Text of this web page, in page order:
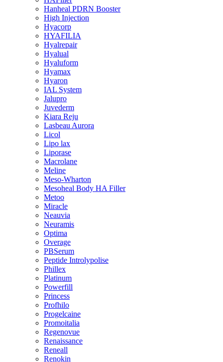
Hanheal PDRN Booster
High Injection
Hyacorp
HYAFILIA
Hyalrepair
Hyalual
Hyaluform
Hyamax
Hyaron
IAL System
Jalupro
Juvederm
Kiara Reju
Lasbeau Aurora
Licol
Lipo lax
Liporase
Macrolane
Meline
Meso-Wharton
Mesoheal Body HA Filler
Metoo
Miracle
Neauvia
Neuramis
Optima
Overage
PBSerum
Peptide Introlypolise
Phillex
Platinum
Powerfill
Princess
Profhilo
Progelcaine
Promoitalia
Regenovue
Renaissance
Reneall
Renokin